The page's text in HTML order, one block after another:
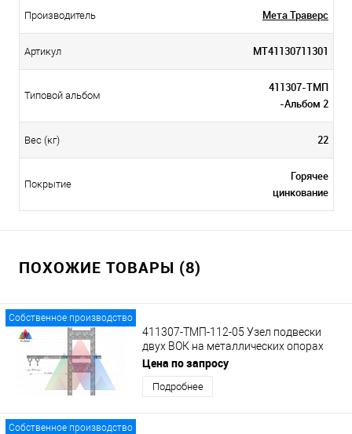
Производитель Мета Траверс
Артикул МТ41130711301
Типовой альбом
411307-ТМП
-Альбом 2
Вес (кг) 22
Покрытие
Горячее
цинкование
ПОХОЖИЕ ТОВАРЫ (8)
Собственное производство
411307-ТМП-112-05 Узел подвески
двух ВОК на металлических опорах
гибких поперечин на удлиненном
кронштейне с кольцами
Цена по запросу
Подробнее
Собственное производство